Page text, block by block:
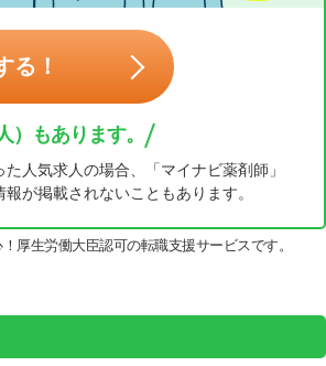
る！
もあります。
人気求人の場合、「マイナビ薬剤師」
が掲載されないこともあります。
厚生労働大臣認可の転職支援サービスです。